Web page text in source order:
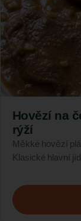
Hovězí na
rýží
Měkké hovězí
Klasické hlavní